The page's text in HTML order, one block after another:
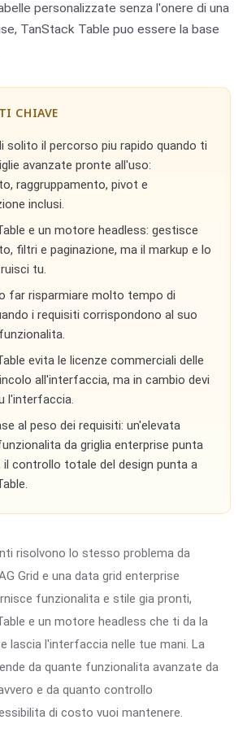
personalizzate senza l'onere di una
TanStack Table puo essere la base
CHIAVE
solito il percorso piu rapido quando ti
avanzate pronte all'uso:
raggruppamento, pivot e
inclusi.
e un motore headless: gestisce
filtri e paginazione, ma il markup e lo
tu.
far risparmiare molto tempo di
i requisiti corrispondono al suo
evita le licenze commerciali delle
all'interfaccia, ma in cambio devi
l'interfaccia.
al peso dei requisiti: un'elevata
da griglia enterprise punta
il controllo totale del design punta a
risolvono lo stesso problema da
Grid e una data grid enterprise
funzionalita e stile gia pronti,
e un motore headless che ti da la
lascia l'interfaccia nelle tue mani. La
da quante funzionalita avanzate da
e da quanto controllo
di costo vuoi mantenere.